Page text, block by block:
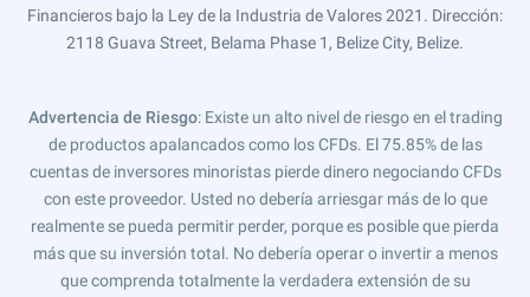
Financieros bajo la Ley de la Industria de Valores 2021. Dirección:
2118 Guava Street, Belama Phase 1, Belize City, Belize.
Advertencia de Riesgo: Existe un alto nivel de riesgo en el trading
de productos apalancados como los CFDs. El 75.85% de las
cuentas de inversores minoristas pierde dinero negociando CFDs
con este proveedor. Usted no debería arriesgar más de lo que
realmente se pueda permitir perder, porque es posible que pierda
más que su inversión total. No debería operar o invertir a menos
que comprenda totalmente la verdadera extensión de su